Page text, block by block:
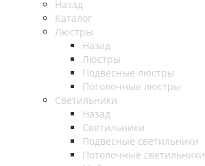
Назад
Каталог
Люстры
Назад
Люстры
Подвесные люстры
Потолочные люстры
Светильники
Назад
Светильники
Подвесные светильники
Потолочные светильники